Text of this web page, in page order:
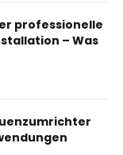
professionelle
– Was